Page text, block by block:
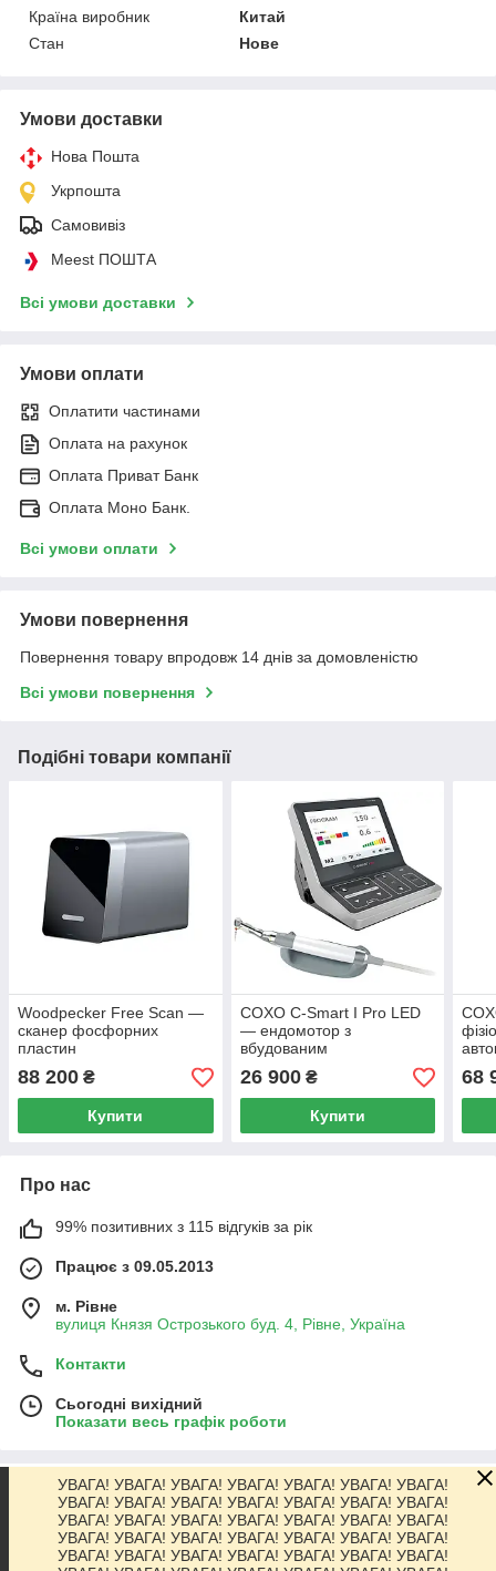
Країна виробник
Китай
Стан
Нове
Умови доставки
Нова Пошта
Укрпошта
Самовивіз
Meest ПОШТА
Всі умови доставки
Умови оплати
Оплатити частинами
Оплата на рахунок
Оплата Приват Банк
Оплата Моно Банк.
Всі умови оплати
Умови повернення
Повернення товару впродовж 14 днів за домовленістю
Всі умови повернення
Подібні товари компанії
Woodpecker Free Scan —
сканер фосфорних
пластин
88 200 ₴
Купити
COXO C-Smart I Pro LED
— ендомотор з
вбудованим
апекслокатором та LED-
підсвіткою, редукція 16:1
26 900₴
Купити
68
Про нас
99% позитивних з 115 відгуків за рік
Працює з 09.05.2013
м. Рівне
вулиця Князя Острозького буд. 4, Рівне, Україна
Контакти
Сьогодні вихідний
Показати весь графік роботи
Про нас
Контакти
УВАГА! УВАГА! УВАГА! УВАГА! УВАГА! УВАГА! УВАГА!
УВАГА! УВАГА! УВАГА! УВАГА! УВАГА! УВАГА! УВАГА!
УВАГА! УВАГА! УВАГА! УВАГА! УВАГА! УВАГА! УВАГА!
УВАГА! УВАГА! УВАГА! УВАГА! УВАГА! УВАГА! УВАГА!
УВАГА! УВАГА! УВАГА! УВАГА! УВАГА! УВАГА! УВАГА!